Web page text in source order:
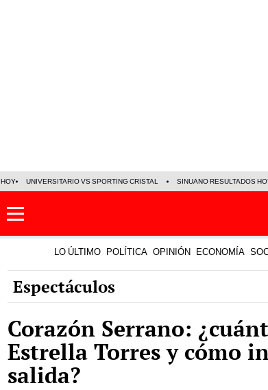
HOY UNIVERSITARIO VS SPORTING CRISTAL SINUANO RESULTADOS
LO ÚLTIMO POLÍTICA OPINIÓN ECONOMÍA
Espectáculos
Corazón Serrano:
Estrella Torres y cómo
salida?